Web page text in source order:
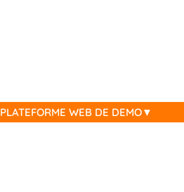
PLATEFORME WEB DE DEMO